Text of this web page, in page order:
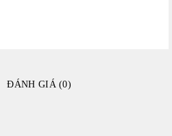
ĐÁNH GIÁ (0)